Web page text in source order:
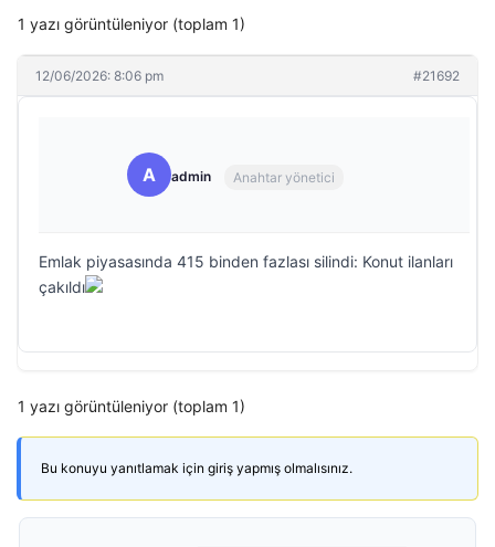
1 yazı görüntüleniyor (toplam 1)
12/06/2026: 8:06 pm #21692
A admin Anahtar yönetici
Emlak piyasasında 415 binden fazlası silindi: Konut ilanları
çakıldı
1 yazı görüntüleniyor (toplam 1)
Bu konuyu yanıtlamak için giriş yapmış olmalısınız.